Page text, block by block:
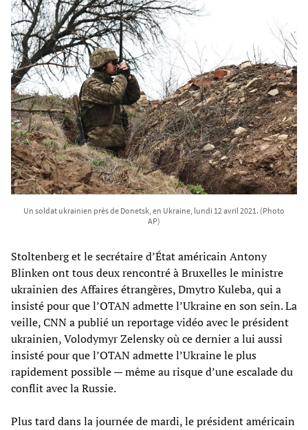
Un soldat ukrainien près de Donetsk, en Ukraine, lundi 12 avril 2021. (Photo
AP)
Stoltenberg et le secrétaire d’État américain Antony
Blinken ont tous deux rencontré à Bruxelles le ministre
ukrainien des Affaires étrangères, Dmytro Kuleba, qui a
insisté pour que l’OTAN admette l’Ukraine en son sein. La
veille, CNN a publié un reportage vidéo avec le président
ukrainien, Volodymyr Zelensky où ce dernier a lui aussi
insisté pour que l’OTAN admette l’Ukraine le plus
rapidement possible — même au risque d’une escalade du
conflit avec la Russie.
Plus tard dans la journée de mardi, le président américain